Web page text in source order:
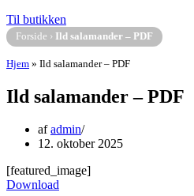
Til butikken
Forside › Ild salamander – PDF
Hjem » Ild salamander – PDF
Ild salamander – PDF
afadmin
12. oktober 2025
[featured_image]
Download